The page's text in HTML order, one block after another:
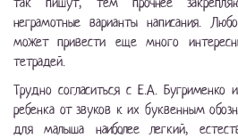
неграмотные варианты написания.
может привести еще много
тетрадей.
Трудно согласиться с Е.А.
ребенка от звуков к их буквенным
для малыша наиболее легкий,